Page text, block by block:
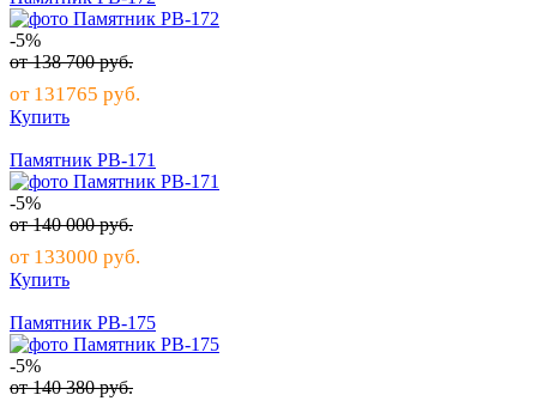
-5%
от138 700руб.
от 131765 руб.
Купить
Памятник РВ-171
-5%
от140 000руб.
от 133000 руб.
Купить
Памятник РВ-175
-5%
от140 380руб.